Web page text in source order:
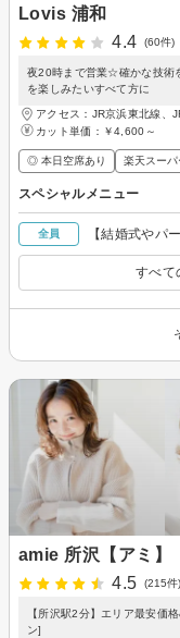
Lovis 浦和
4.4
(60件)
夜20時まで営業☆確かな技術
を楽しみたいすべて方に
アクセス：JR京浜東北線、
カット単価： ￥4,600～
◎ 本日空席あり 楽天スー
スペシャルメニュー
全員 【結婚式やパ
すべて
amie 所沢【アミ】
4.5
(215件)
【所沢駅2分】エリア最安価
ン]